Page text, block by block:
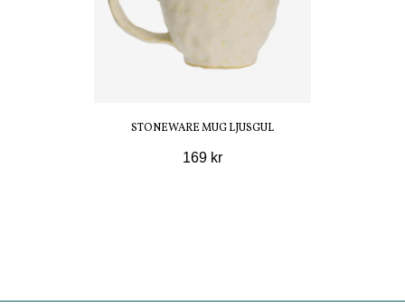
STONEWARE MUG LJUSGUL
169 kr